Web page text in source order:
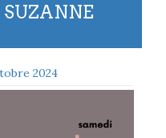
SUZANNE
2024